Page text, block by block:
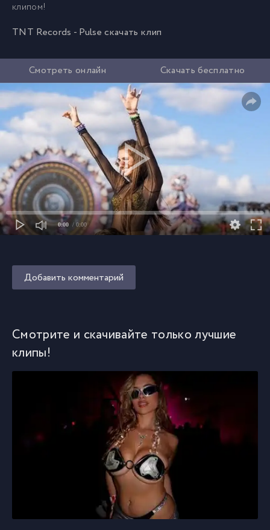
клипом!
TNT Records - Pulse скачать клип
Смотреть онлайн Скачать бесплатно
0:00 / 0:00
Добавить комментарий
Смотрите и скачивайте только лучшие
клипы!